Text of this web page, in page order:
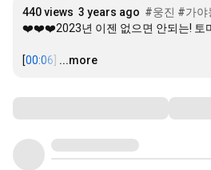
440 views 3 years ago #웅진 #가야
❤️❤️❤️2023년 이젠 없으면 안되는! 토
[00:06 …
...more